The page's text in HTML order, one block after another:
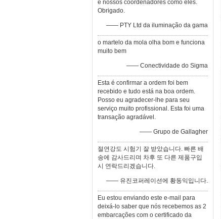
e nossos coordenadores como eles.
Obrigado.
—— PTY Ltd da iluminação da gama
o martelo da mola olha bom e funciona
muito bem
—— Conectividade do Sigma
Esta é confirmar a ordem foi bem
recebido e tudo está na boa ordem.
Posso eu agradecer-lhe para seu
serviço muito profissional. Esta foi uma
transação agradável.
—— Grupo de Gallagher
절연강도 시험기 잘 받았습니다. 빠른 배
송에 감사드리며 차후 또 다른 제품구입
시 연락드리겠습니다.
—— 유진코퍼레이션에 황동익입니다.
Eu estou enviando este e-mail para
deixá-lo saber que nós recebemos as 2
embarcações com o certificado da